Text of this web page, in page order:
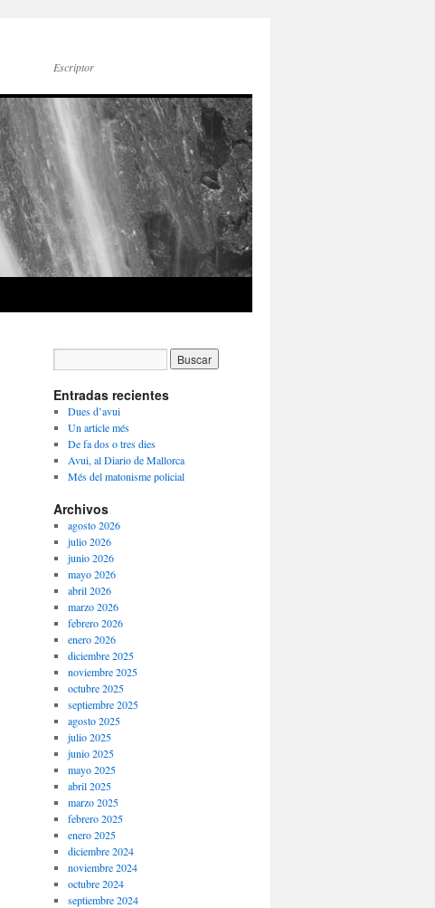
Escriptor
Entradas recientes
Dues d’avui
Un article més
De fa dos o tres dies
Avui, al Diario de Mallorca
Més del matonisme policial
Archivos
agosto 2026
julio 2026
junio 2026
mayo 2026
abril 2026
marzo 2026
febrero 2026
enero 2026
diciembre 2025
noviembre 2025
octubre 2025
septiembre 2025
agosto 2025
julio 2025
junio 2025
mayo 2025
abril 2025
marzo 2025
febrero 2025
enero 2025
diciembre 2024
noviembre 2024
octubre 2024
septiembre 2024